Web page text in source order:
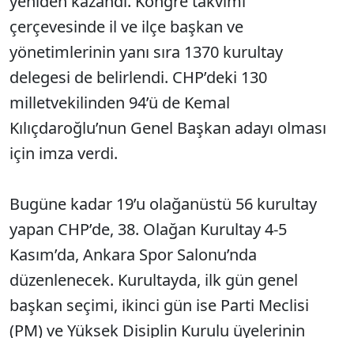
çerçevesinde il ve ilçe başkan ve
yönetimlerinin yanı sıra 1370 kurultay
delegesi de belirlendi. CHP’deki 130
milletvekilinden 94’ü de Kemal
Kılıçdaroğlu’nun Genel Başkan adayı olması
için imza verdi.
Bugüne kadar 19’u olağanüstü 56 kurultay
yapan CHP’de, 38. Olağan Kurultay 4-5
Kasım’da, Ankara Spor Salonu’nda
düzenlenecek. Kurultayda, ilk gün genel
başkan seçimi, ikinci gün ise Parti Meclisi
(PM) ve Yüksek Disiplin Kurulu üyelerinin